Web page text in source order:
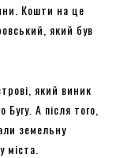
Кошти на це
який був
який виник
А після того,
земельну
міста.